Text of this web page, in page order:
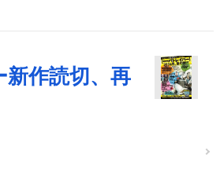
作読切、再